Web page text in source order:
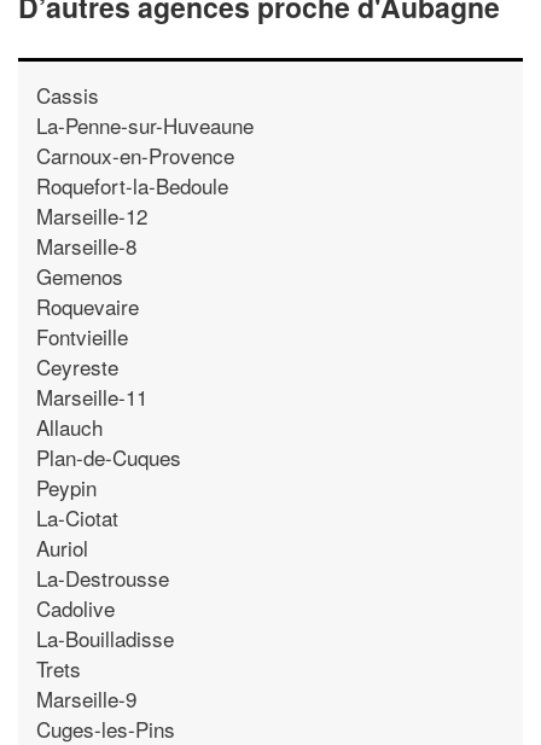
Cassis
La-Penne-sur-Huveaune
Carnoux-en-Provence
Roquefort-la-Bedoule
Marseille-12
Marseille-8
Gemenos
Roquevaire
Fontvieille
Ceyreste
Marseille-11
Allauch
Plan-de-Cuques
Peypin
La-Ciotat
Auriol
La-Destrousse
Cadolive
La-Bouilladisse
Trets
Marseille-9
Cuges-les-Pins